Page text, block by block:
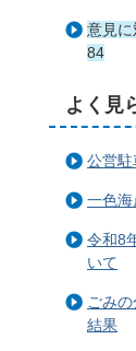
意見に
84
よく見
公営駐
一色海
令和8
いて
ごみ
結果